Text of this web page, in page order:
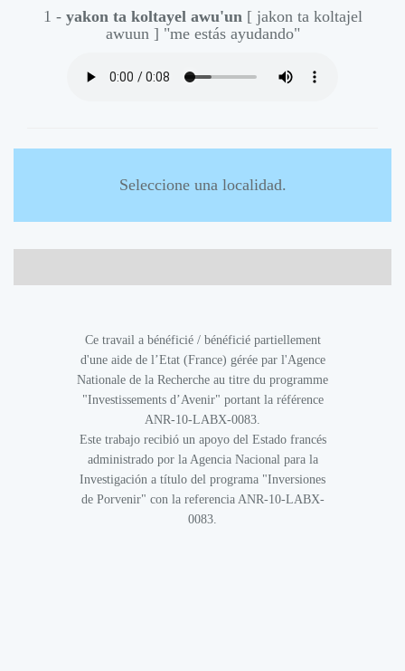
1 - yakon ta koltayel awu'un [ jakon ta koltajel
awuun ] "me estás ayudando"
Seleccione una localidad.
Ce travail a bénéficié / bénéficié partiellement
d'une aide de l’Etat (France) gérée par l'Agence
Nationale de la Recherche au titre du programme
"Investissements d’Avenir" portant la référence
ANR-10-LABX-0083.
Este trabajo recibió un apoyo del Estado francés
administrado por la Agencia Nacional para la
Investigación a título del programa "Inversiones
de Porvenir" con la referencia ANR-10-LABX-
0083.